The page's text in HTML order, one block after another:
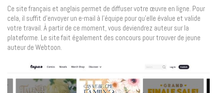
Ce site français et anglais permet de diffuser votre œuvre en ligne. Pour
cela, il suffit d’envoyer un e-mail à l’équipe pour qu’elle évalue et valide
votre travail. À partir de ce moment, vous deviendrez auteur sur la
plateforme. Le site fait également des concours pour trouver de jeune
auteur de Webtoon.